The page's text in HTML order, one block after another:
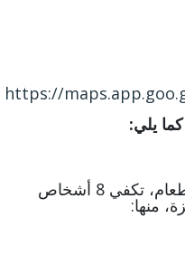
https://
8 أشخاص
منها: